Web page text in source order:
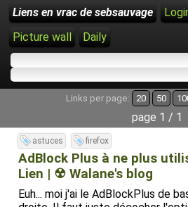
Liens en vrac de sebsauvage
Picture wall
Daily
Links per page: 20 50
page 1 / 1
astuces firefox
AdBlock Plus à ne plus
Lien | ☢ Walane's blog
Euh... moi j'ai le AdBlockPlus de